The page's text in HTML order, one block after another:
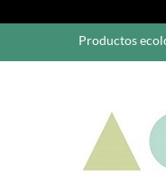
Productos